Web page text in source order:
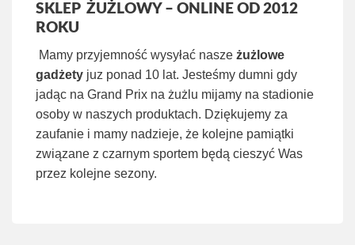
SKLEP ŻUŻLOWY – ONLINE OD 2012
ROKU
Mamy przyjemność wysyłać nasze żużlowe
gadżety juz ponad 10 lat. Jesteśmy dumni gdy
jadąc na Grand Prix na żużlu mijamy na stadionie
osoby w naszych produktach. Dziękujemy za
zaufanie i mamy nadzieje, że kolejne pamiątki
związane z czarnym sportem będą cieszyć Was
przez kolejne sezony.